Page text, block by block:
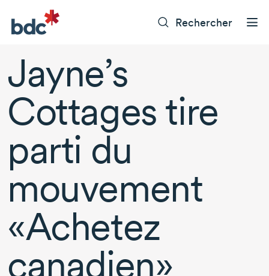
Rechercher
Jayne’s
Cottages tire
parti du
mouvement
«Achetez
canadien»